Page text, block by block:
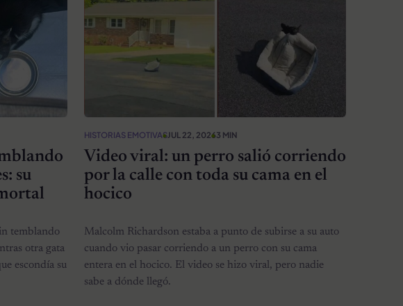
su
temblando
otra gata
escondía su
HISTORIAS EMOTIVASJUL 22, 20263 MIN
Video viral: un perro salió corriendo
por la calle con toda su cama en el
hocico
Malcolm Richardson estaba a punto de subirse a su auto
cuando vio pasar corriendo a un perro con su cama
entera en el hocico. El video se hizo viral, pero nadie
sabe a dónde llegó.